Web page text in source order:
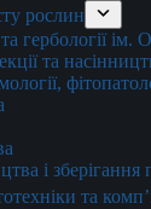
рослин
гербології
та
і зберігання
та